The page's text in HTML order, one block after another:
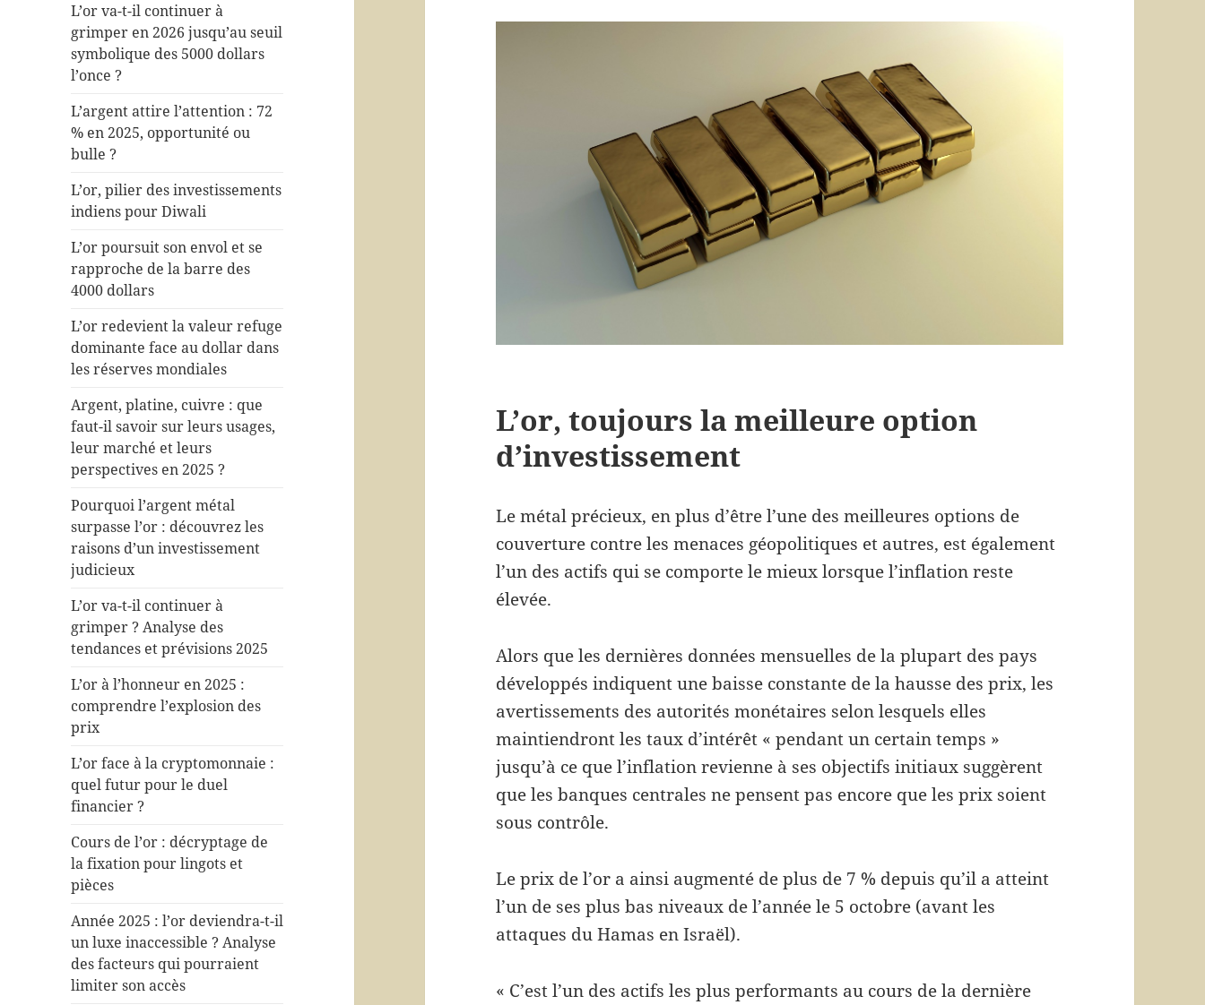
L’or va-t-il continuer à
grimper en 2026 jusqu’au seuil
symbolique des 5000 dollars
l’once ?
L’argent attire l’attention : 72
% en 2025, opportunité ou
bulle ?
L’or, pilier des investissements
indiens pour Diwali
L’or poursuit son envol et se
rapproche de la barre des
4000 dollars
L’or redevient la valeur refuge
dominante face au dollar dans
les réserves mondiales
Argent, platine, cuivre : que
faut-il savoir sur leurs usages,
leur marché et leurs
perspectives en 2025 ?
Pourquoi l’argent métal
surpasse l’or : découvrez les
raisons d’un investissement
judicieux
L’or va-t-il continuer à
grimper ? Analyse des
tendances et prévisions 2025
L’or à l’honneur en 2025 :
comprendre l’explosion des
prix
L’or face à la cryptomonnaie :
quel futur pour le duel
financier ?
Cours de l’or : décryptage de
la fixation pour lingots et
pièces
Année 2025 : l’or deviendra-t-il
un luxe inaccessible ? Analyse
des facteurs qui pourraient
limiter son accès
L’or, toujours la meilleure option
d’investissement
Le métal précieux, en plus d’être l’une des meilleures options de
couverture contre les menaces géopolitiques et autres, est également
l’un des actifs qui se comporte le mieux lorsque l’inflation reste
élevée.
Alors que les dernières données mensuelles de la plupart des pays
développés indiquent une baisse constante de la hausse des prix, les
avertissements des autorités monétaires selon lesquels elles
maintiendront les taux d’intérêt « pendant un certain temps »
jusqu’à ce que l’inflation revienne à ses objectifs initiaux suggèrent
que les banques centrales ne pensent pas encore que les prix soient
sous contrôle.
Le prix de l’or a ainsi augmenté de plus de 7 % depuis qu’il a atteint
l’un de ses plus bas niveaux de l’année le 5 octobre (avant les
attaques du Hamas en Israël).
« C’est l’un des actifs les plus performants au cours de la dernière